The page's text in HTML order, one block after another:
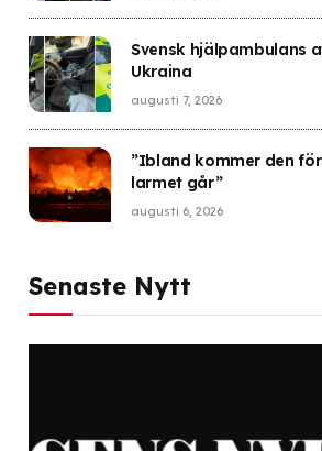
Svensk hjälpambulans
Ukraina
augusti 7, 2026
”Ibland kommer den
larmet går”
augusti 6, 2026
Senaste Nytt